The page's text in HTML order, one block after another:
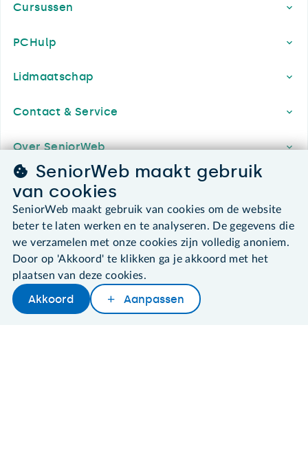
Later lezenDelenWoordenboek
Cursussen
PCHulp
Lidmaatschap
Contact & Service
Over SeniorWeb
SeniorWeb.
De computerhulp voor u.
030 - 276 99 65
leden@seniorweb.nl
SeniorWeb maakt gebruik
van cookies
SeniorWeb maakt gebruik van cookies om de website
beter te laten werken en te analyseren. De gegevens die
we verzamelen met onze cookies zijn volledig anoniem.
Door op 'Akkoord' te klikken ga je akkoord met het
plaatsen van deze cookies.
Akkoord Aanpassen